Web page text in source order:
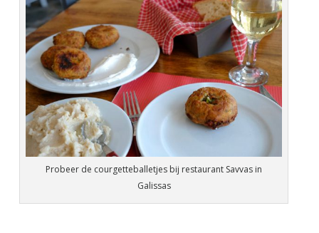
Probeer de courgetteballetjes bij restaurant Savvas in
Galissas